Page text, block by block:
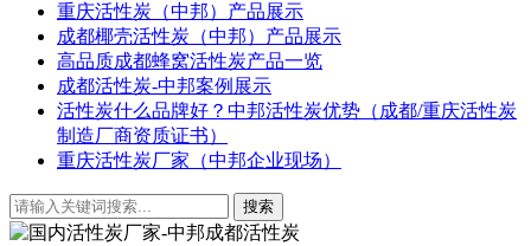
重庆活性炭（中邦）产品展示
成都椰壳活性炭（中邦）产品展示
高品质成都蜂窝活性炭产品一览
成都活性炭-中邦案例展示
活性炭什么品牌好？中邦活性炭优势（成都/重庆活性炭
制造厂商资质证书）
重庆活性炭厂家（中邦企业现场）